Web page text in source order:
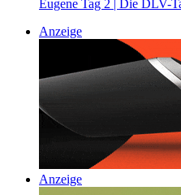
Eugene Tag 2 | Die DLV-
Anzeige
Anzeige